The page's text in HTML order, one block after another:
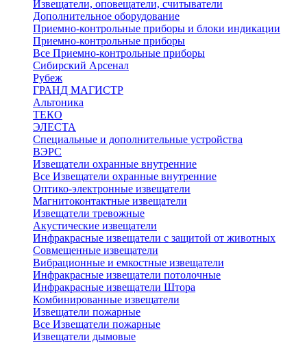
Извещатели, оповещатели, считыватели
Дополнительное оборудование
Приемно-контрольные приборы и блоки индикации
Приемно-контрольные приборы
Все Приемно-контрольные приборы
Сибирский Арсенал
Рубеж
ГРАНД МАГИСТР
Альтоника
ТЕКО
ЭЛЕСТА
Специальные и дополнительные устройства
ВЭРС
Извещатели охранные внутренние
Все Извещатели охранные внутренние
Оптико-электронные извещатели
Магнитоконтактные извещатели
Извещатели тревожные
Акустические извещатели
Инфракрасные извещатели с защитой от животных
Совмещенные извещатели
Вибрационные и емкостные извещатели
Инфракрасные извещатели потолочные
Инфракрасные извещатели Штора
Комбинированные извещатели
Извещатели пожарные
Все Извещатели пожарные
Извещатели дымовые